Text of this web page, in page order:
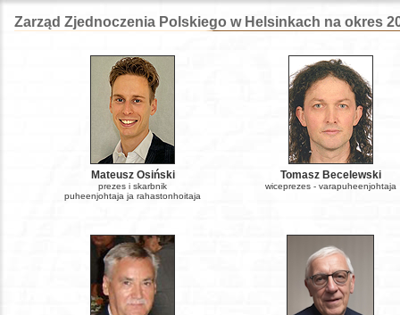
Zarząd Zjednoczenia Polskiego w Helsinkach na okres
Mateusz Osiński
prezes i skarbnik
puheenjohtaja ja rahastonhoitaja
Tomasz Becelewski
wiceprezes - varapuheenjohtaja